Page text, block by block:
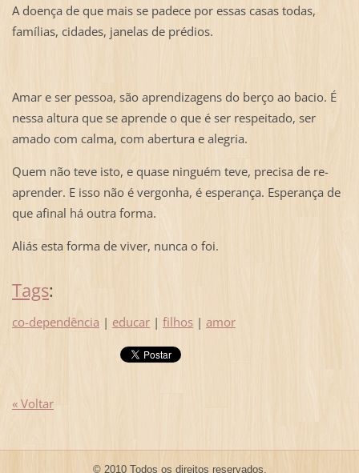
A doença de que mais se padece por essas casas todas,
famílias, cidades, janelas de prédios.
Amar e ser pessoa, são aprendizagens do berço ao bacio. É
nessa altura que se aprende o que é ser respeitado, ser
amado com calma, com abertura e alegria.
Quem não teve isto, e quase ninguém teve, precisa de re-
aprender. E isso não é vergonha, é esperança. Esperança de
que afinal há outra forma.
Aliás esta forma de viver, nunca o foi.
Tags:
co-dependência | educar | filhos | amor
« Voltar
© 2010 Todos os direitos reservados.